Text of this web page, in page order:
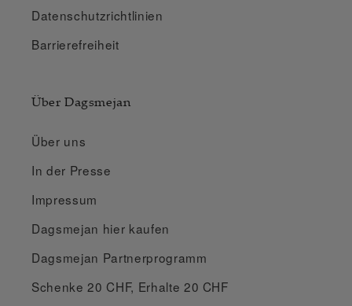
Datenschutzrichtlinien
Barrierefreiheit
Über Dagsmejan
Über uns
In der Presse
Impressum
Dagsmejan hier kaufen
Dagsmejan Partnerprogramm
Schenke 20 CHF, Erhalte 20 CHF